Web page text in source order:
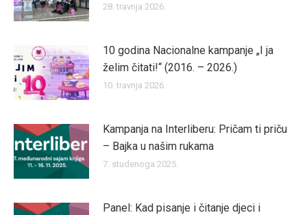
28. travnja 2026.
10 godina Nacionalne kampanje „I ja
želim čitati!“ (2016. – 2026.)
10. travnja 2026.
Kampanja na Interliberu: Pričam ti priču
– Bajka u našim rukama
7. studenoga 2025.
Panel: Kad pisanje i čitanje djeci i